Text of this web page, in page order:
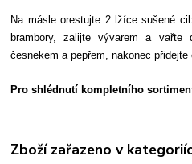
Na másle orestujte 2 lžíce sušené
brambory, zalijte vývarem a vařte
česnekem a pepřem, nakonec přidejte
Pro shlédnutí kompletního
Zboží zařazeno v